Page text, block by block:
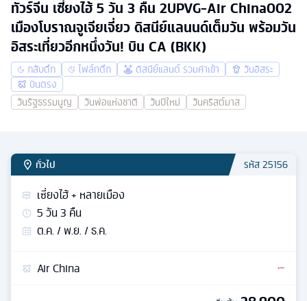
ทัวร์จีน เซี่ยงไฮ้ 5 วัน 3 คืน 2UPVG-Air China002
เมืองโบราณจูเจียเจี่ยว ดิสนีย์แลนนด์เต็มวัน พร้อมวัน
อิสระเที่ยวอีกหนึ่งวัน! บิน CA (BKK)
กลับดึก ไฟล์ทดึก ดิสนีย์แลนด์ รวมค่าเข้า
วันอิสระ
บินตรง
วันรัฐธรรมนูญ
วันพ่อแห่งชาติ วันปีใหม่ วันคริสต์มาส
ทั่วไป รหัส25156
เซี่ยงไฮ้ + หลายเมือง
5วัน3 คืน
ต.ค. / พ.ย. / ธ.ค.
Air China